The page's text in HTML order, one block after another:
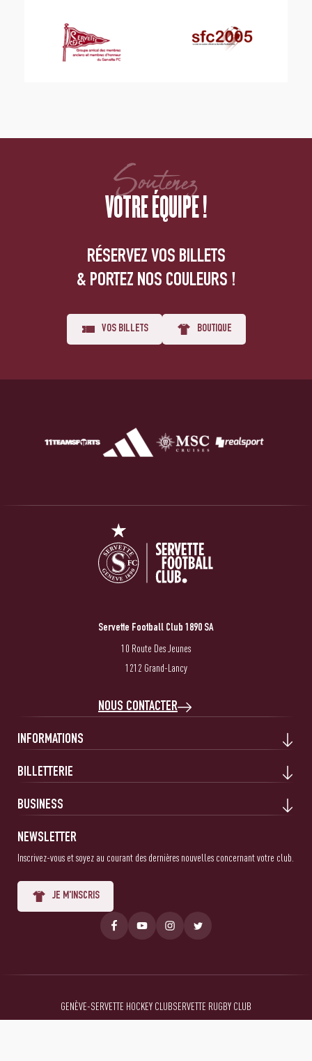
Soutenez
VOTRE ÉQUIPE !
RÉSERVEZ VOS BILLETS
& PORTEZ NOS COULEURS !
VOS BILLETS BOUTIQUE
Servette Football Club 1890 SA
10 Route Des Jeunes
1212 Grand-Lancy
NOUS CONTACTER
INFORMATIONS
BILLETTERIE
BUSINESS
NEWSLETTER
Inscrivez-vous et soyez au courant des dernières nouvelles concernant votre club.
JE M'INSCRIS
GENÈVE-SERVETTE HOCKEY CLUBSERVETTE RUGBY CLUB